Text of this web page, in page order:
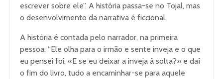
escrever sobre ele”. A história passa-se no Tojal, mas
o desenvolvimento da narrativa é ficcional.
A história é contada pelo narrador, na primeira
pessoa: “Ele olha para o irmão e sente inveja e o que
eu pensei foi: «E se eu deixar a inveja à solta?» e daí
o fim do livro, tudo a encaminhar-se para aquele